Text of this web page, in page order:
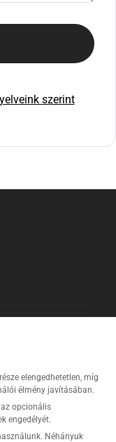
szerint
elengedhetetlen, míg
élmény javításában.
opcionális
engedélyét.
Néhányuk